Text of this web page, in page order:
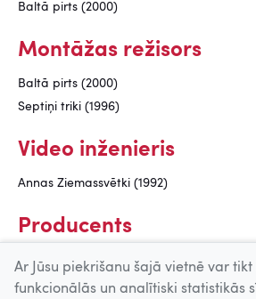
Baltā pirts (2000)
Montāžas režisors
Baltā pirts (2000)
Septiņi triki (1996)
Video inženieris
Annas Ziemassvētki (1992)
Producents
Sapnis par pili. Hercogs Imants
(2014)
Ar Jūsu piekrišanu šajā vietnē var
funkcionālās un analītiski statistikās